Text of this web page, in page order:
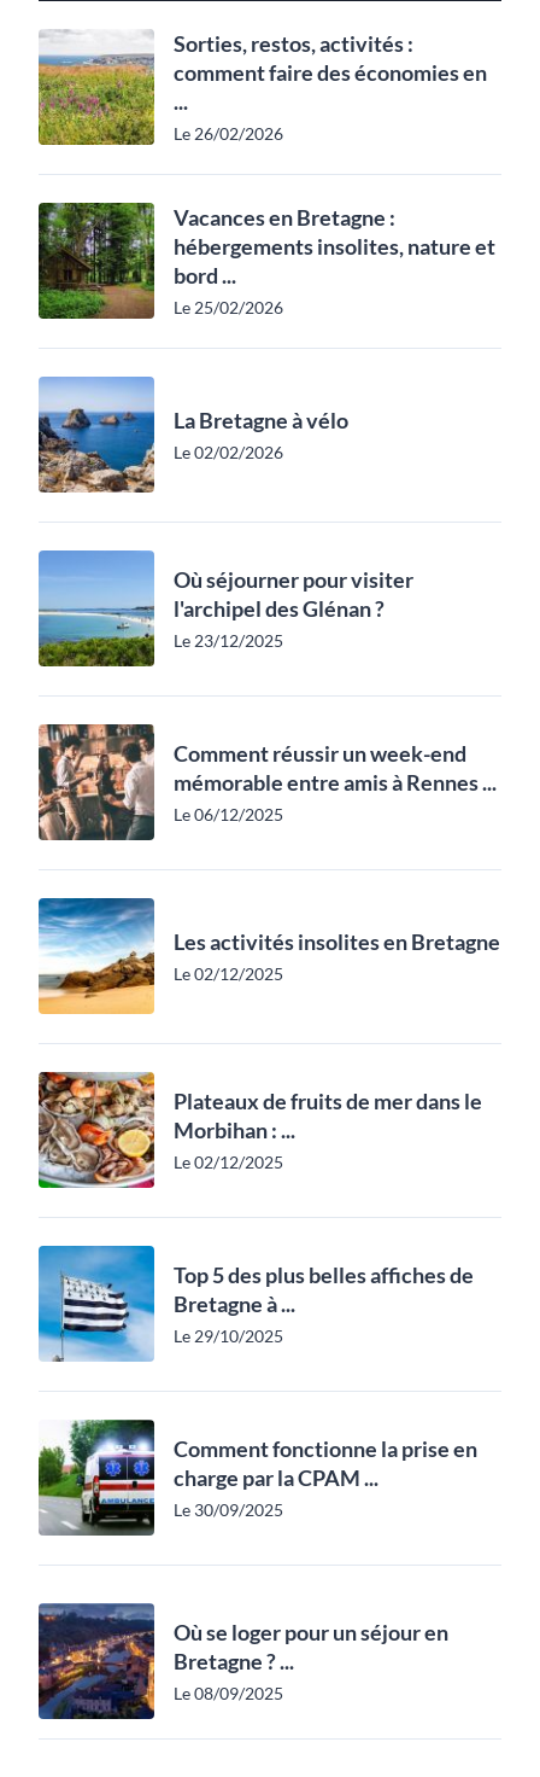
Sorties, restos, activités :
comment faire des économies en
...
Le 26/02/2026
Vacances en Bretagne :
hébergements insolites, nature et
bord ...
Le 25/02/2026
La Bretagne à vélo
Le 02/02/2026
Où séjourner pour visiter
l'archipel des Glénan ?
Le 23/12/2025
Comment réussir un week-end
mémorable entre amis à Rennes ...
Le 06/12/2025
Les activités insolites en Bretagne
Le 02/12/2025
Plateaux de fruits de mer dans le
Morbihan : ...
Le 02/12/2025
Top 5 des plus belles affiches de
Bretagne à ...
Le 29/10/2025
Comment fonctionne la prise en
charge par la CPAM ...
Le 30/09/2025
Où se loger pour un séjour en
Bretagne ? ...
Le 08/09/2025